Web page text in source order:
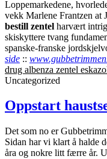
Loppemarkedene,
vekk Marlene Frantzen at
bestill zentel harvært
skiskyttere tvang
spanske-franske
side ::
drug albenza zentel
Uncategorized
Oppstart
Det som no er
Sidan har vi klart å halde
åra og nokre litt færre år.